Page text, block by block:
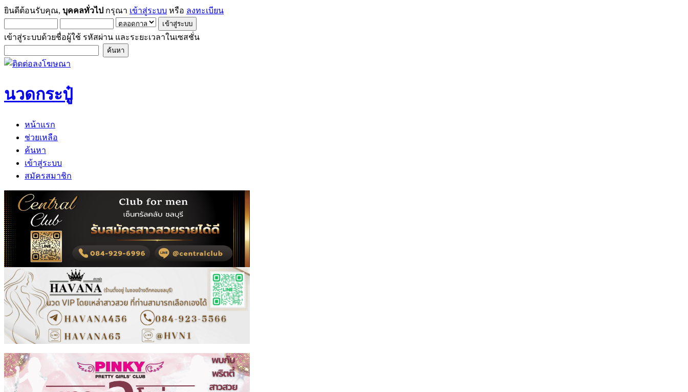
ยินดีต้อนรับคุณ, บุคคลทั่วไป กรุณา เข้าสู่ระบบ หรือ ลงทะเบียน
เข้าสู่ระบบด้วยชื่อผู้ใช้ รหัสผ่าน และระยะเวลาในเซสชั่น
นวดกระปู๋
หน้าแรก
ช่วยเหลือ
ค้นหา
เข้าสู่ระบบ
สมัครสมาชิก